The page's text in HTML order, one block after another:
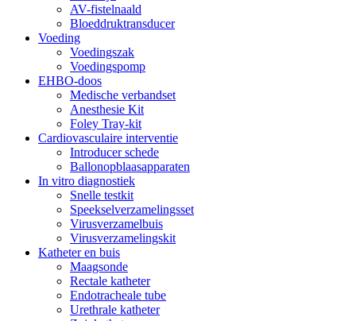
AV-fistelnaald
Bloeddruktransducer
Voeding
Voedingszak
Voedingspomp
EHBO-doos
Medische verbandset
Anesthesie Kit
Foley Tray-kit
Cardiovasculaire interventie
Introducer schede
Ballonopblaasapparaten
In vitro diagnostiek
Snelle testkit
Speekselverzamelingsset
Virusverzamelbuis
Virusverzamelingskit
Katheter en buis
Maagsonde
Rectale katheter
Endotracheale tube
Urethrale katheter